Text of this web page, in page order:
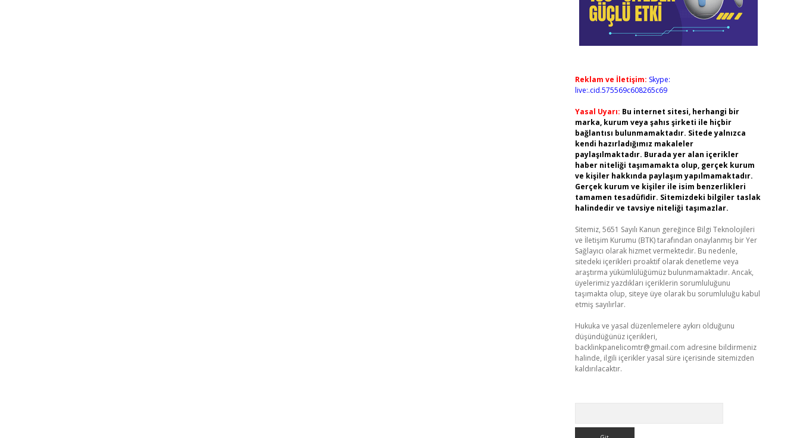
Reklam ve İletişim: Skype:
live:.cid.575569c608265c69
Yasal Uyarı: Bu internet sitesi, herhangi bir
marka, kurum veya şahıs şirketi ile hiçbir
bağlantısı bulunmamaktadır. Sitede yalnızca
kendi hazırladığımız makaleler
paylaşılmaktadır. Burada yer alan içerikler
haber niteliği taşımamakta olup, gerçek kurum
ve kişiler hakkında paylaşım yapılmamaktadır.
Gerçek kurum ve kişiler ile isim benzerlikleri
tamamen tesadüfidir. Sitemizdeki bilgiler taslak
halindedir ve tavsiye niteliği taşımazlar.
Sitemiz, 5651 Sayılı Kanun gereğince Bilgi Teknolojileri
ve İletişim Kurumu (BTK) tarafından onaylanmış bir Yer
Sağlayıcı olarak hizmet vermektedir. Bu nedenle,
sitedeki içerikleri proaktif olarak denetleme veya
araştırma yükümlülüğümüz bulunmamaktadır. Ancak,
üyelerimiz yazdıkları içeriklerin sorumluluğunu
taşımakta olup, siteye üye olarak bu sorumluluğu kabul
etmiş sayılırlar.
Hukuka ve yasal düzenlemelere aykırı olduğunu
düşündüğünüz içerikleri,
backlinkpanelicomtr@gmail.com adresine bildirmeniz
halinde, ilgili içerikler yasal süre içerisinde sitemizden
kaldırılacaktır.